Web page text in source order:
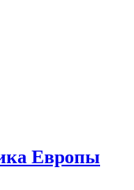
Европы